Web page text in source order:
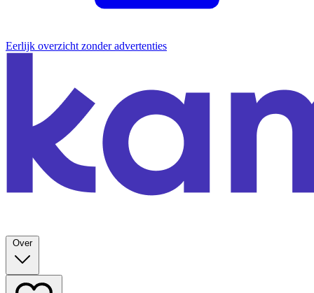
Eerlijk overzicht zonder advertenties
Over